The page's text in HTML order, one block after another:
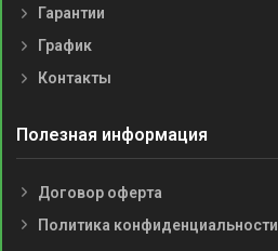
Гарантии
График
Контакты
Полезная информация
Договор оферта
Политика конфиденциальности